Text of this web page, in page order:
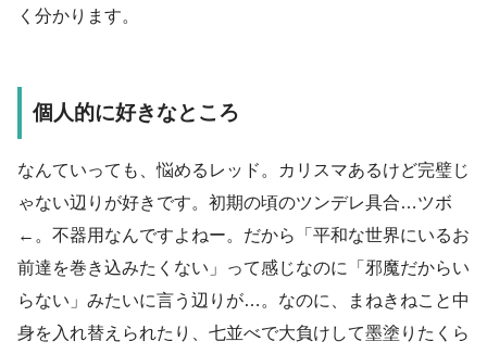
く分かります。
個人的に好きなところ
なんていっても、悩めるレッド。カリスマあるけど完璧じ
ゃない辺りが好きです。初期の頃のツンデレ具合…ツボ
←。不器用なんですよねー。だから「平和な世界にいるお
前達を巻き込みたくない」って感じなのに「邪魔だからい
らない」みたいに言う辺りが…。なのに、まねきねこと中
身を入れ替えられたり、七並べで大負けして墨塗りたくら